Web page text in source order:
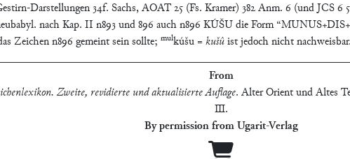
Darstellungen 34f. Sachs, AOAT 25 (Fs. Kramer) 382 Anm. 6 (und JCS
nach Kap. II n893 und 896 auch n896 KÚŠU die Form
Zeichen n896 gemeint sein sollte; mulkúšu = kušûist jedoch nicht nachweisbar.
From
Zweite, revidierte und aktualisierte Auflage. Alter Orient und Altes
Ⅲ.
By permission from Ugarit-Verlag